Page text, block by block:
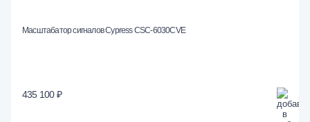
Масштабатор сигналов Cypress CSC-6030CVE
435 100 ₽